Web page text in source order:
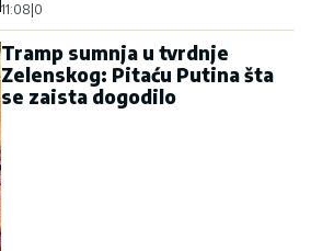
11:08 0
Tramp sumnja u tvrdnje
Zelenskog: Pitaću Putina šta
se zaista dogodilo